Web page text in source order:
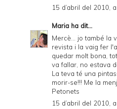
15 d’abril del 2010,
Maria ha dit...
Mercè... jo també la
revista i la vaig fer
quedar molt bona,
va fallar, no estava
La teva té una
morir-se!!! Me la
Petonets
15 d’abril del 2010,